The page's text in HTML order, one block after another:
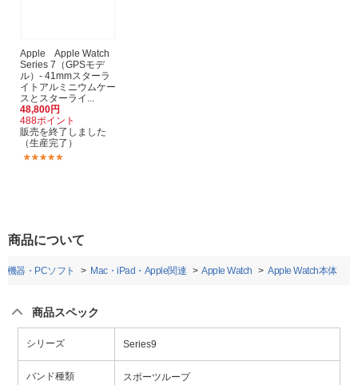
Apple Apple Watch
Series 7（GPSモデ
ル）- 41mmスターラ
イトアルミニウムケー
スとスターライ...
48,800円
488ポイント
販売を終了しました
（生産完了）
商品について
機器・PCソフト Mac・iPad・Apple関連 Apple Watch Apple Watch本体
商品スペック
シリーズ Series9
バンド種類 スポーツループ